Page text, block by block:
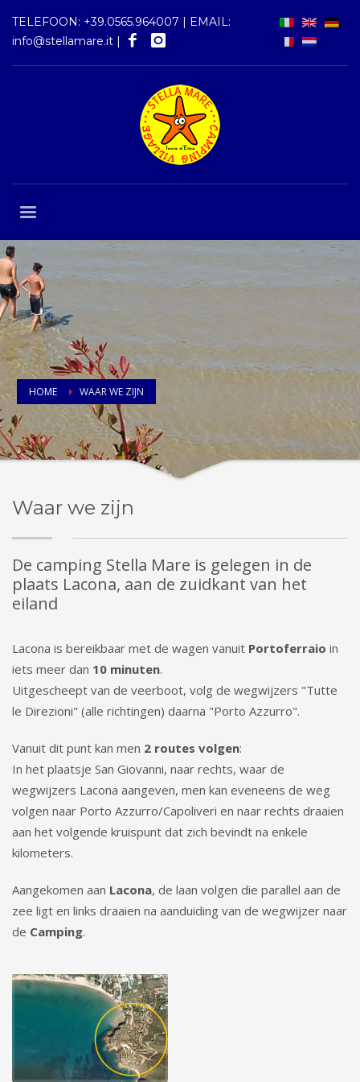
TELEFOON: +39.0565.964007 | EMAIL:
info@stellamare.it |
HOME WAAR WE ZIJN
Waar we zijn
De camping Stella Mare is gelegen in de
plaats Lacona, aan de zuidkant van het
eiland
Lacona is bereikbaar met de wagen vanuit Portoferraio in
iets meer dan 10 minuten.
Uitgescheept van de veerboot, volg de wegwijzers "Tutte
le Direzioni" (alle richtingen) daarna "Porto Azzurro".
Vanuit dit punt kan men 2 routes volgen:
In het plaatsje San Giovanni, naar rechts, waar de
wegwijzers Lacona aangeven, men kan eveneens de weg
volgen naar Porto Azzurro/Capoliveri en naar rechts draaien
aan het volgende kruispunt dat zich bevindt na enkele
kilometers.
Aangekomen aan Lacona, de laan volgen die parallel aan de
zee ligt en links draaien na aanduiding van de wegwijzer naar
de Camping.